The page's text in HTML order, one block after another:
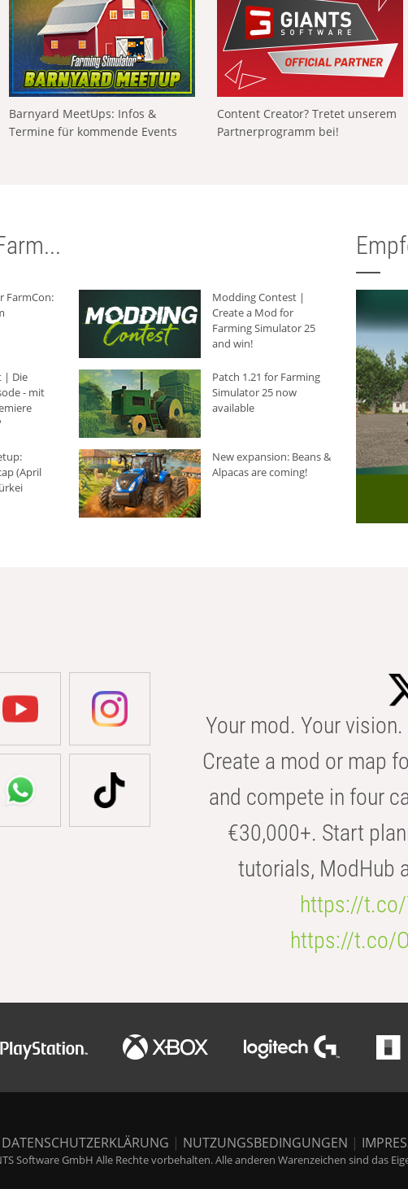
Barnyard MeetUps: Infos &
Termine für kommende Events
Content Creator? Tretet unserem
Partnerprogramm bei!
FarmCon:
Modding Contest |
Create a Mod for
Farming Simulator 25
and win!
| Die
- mit
Patch 1.21 for Farming
Simulator 25 now
available
(April
New expansion: Beans &
Alpacas are coming!
Your mod. Your
Create a mod or map
and compete in four
€30,000+. Start
tutorials, ModHub
https://
https://t.co/
DATENSCHUTZERKLÄRUNG | NUTZUNGSBEDINGUNGEN |
Software GmbH Alle Rechte vorbehalten. Alle anderen Warenzeichen sind das